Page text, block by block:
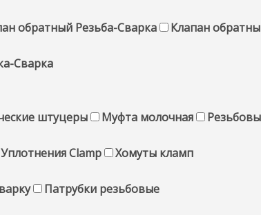
обратный Резьба-Сварка
Клапан
Сварка
штуцеры Муфта молочная
Уплотнения Clamp
Хомуты кламп
Патрубки резьбовые